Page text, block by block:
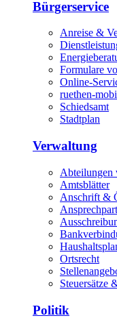
Bürgerservice
Anreise &
Formulare
Online-
ruethen-
Schiedsamt
Stadtplan
Verwaltung
Abteilungen
Amtsblätter
Anschrift &
Ortsrecht
Steuersätze
Politik